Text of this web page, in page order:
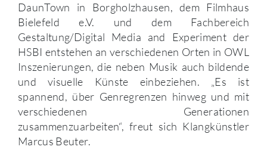
DaunTown in Borgholzhausen, dem Filmhaus
Bielefeld e.V. und dem Fachbereich
Gestaltung/Digital Media and Experiment der
HSBI entstehen an verschiedenen Orten in OWL
Inszenierungen, die neben Musik auch bildende
und visuelle Künste einbeziehen. „Es ist
spannend, über Genregrenzen hinweg und mit
verschiedenen Generationen
zusammenzuarbeiten“, freut sich Klangkünstler
Marcus Beuter.